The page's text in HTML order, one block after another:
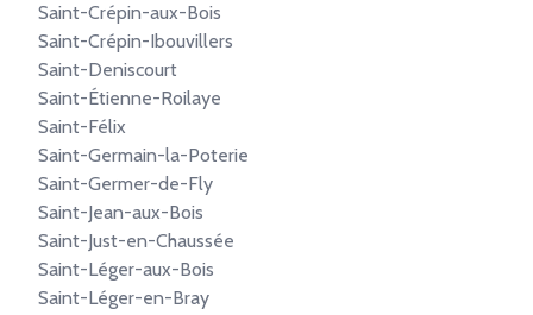
Saint-Crépin-aux-Bois
Saint-Crépin-Ibouvillers
Saint-Deniscourt
Saint-Étienne-Roilaye
Saint-Félix
Saint-Germain-la-Poterie
Saint-Germer-de-Fly
Saint-Jean-aux-Bois
Saint-Just-en-Chaussée
Saint-Léger-aux-Bois
Saint-Léger-en-Bray